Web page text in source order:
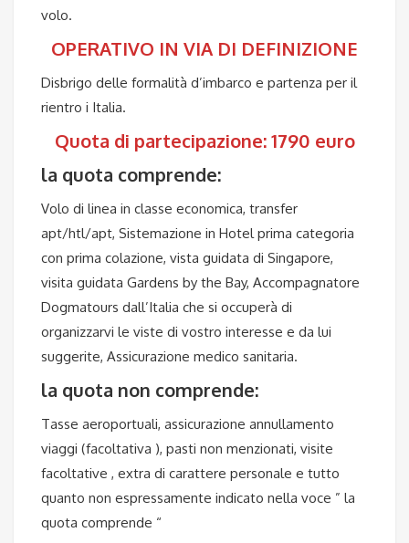
volo.
OPERATIVO IN VIA DI DEFINIZIONE
Disbrigo delle formalità d’imbarco e partenza per il
rientro i Italia.
Quota di partecipazione: 1790 euro
la quota comprende:
Volo di linea in classe economica, transfer
apt/htl/apt, Sistemazione in Hotel prima categoria
con prima colazione, vista guidata di Singapore,
visita guidata Gardens by the Bay, Accompagnatore
Dogmatours dall’Italia che si occuperà di
organizzarvi le viste di vostro interesse e da lui
suggerite, Assicurazione medico sanitaria.
la quota non comprende:
Tasse aeroportuali, assicurazione annullamento
viaggi (facoltativa ), pasti non menzionati, visite
facoltative , extra di carattere personale e tutto
quanto non espressamente indicato nella voce ” la
quota comprende “